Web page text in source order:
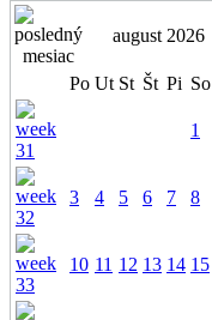
august 2026
Po Ut St Št Pi So
1
3 4 5 6 7 8
10 11 12 13 14 15